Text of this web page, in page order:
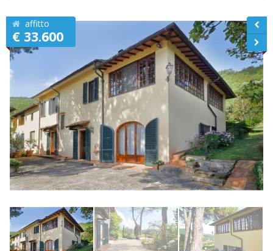
affitto
€ 33.600